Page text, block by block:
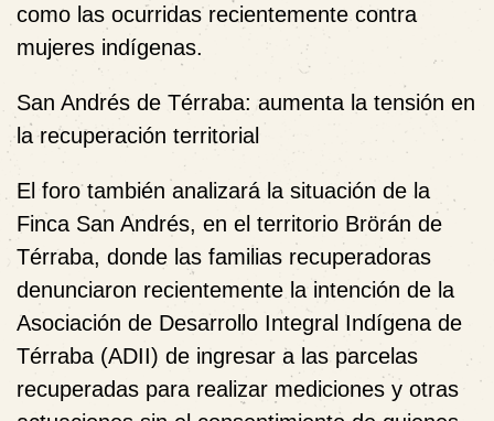
como las ocurridas recientemente contra
mujeres indígenas.
San Andrés de Térraba: aumenta la tensión en
la recuperación territorial
El foro también analizará la situación de la
Finca San Andrés, en el territorio Brörán de
Térraba, donde las familias recuperadoras
denunciaron recientemente la intención de la
Asociación de Desarrollo Integral Indígena de
Térraba (ADII) de ingresar a las parcelas
recuperadas para realizar mediciones y otras